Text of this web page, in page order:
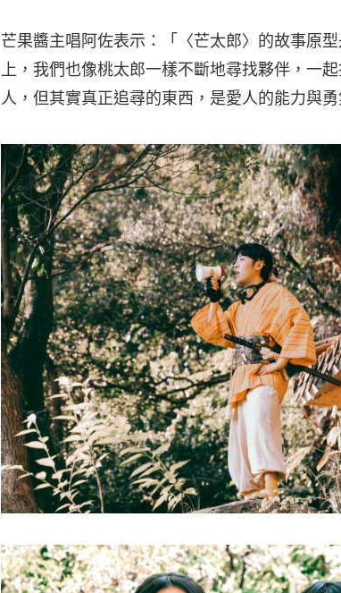
芒果醬主唱阿佐表示：「〈芒太郎〉的故事原
上，我們也像桃太郎一樣不斷地尋找夥伴，一
人，但其實真正追尋的東西，是愛人的能力與勇